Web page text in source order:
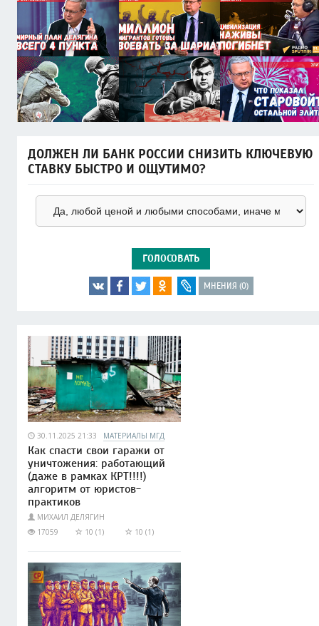
ДОЛЖЕН ЛИ БАНК РОССИИ СНИЗИТЬ КЛЮЧЕВУЮ
СТАВКУ БЫСТРО И ОЩУТИМО?
ГОЛОСОВАТЬ
МНЕНИЯ (0)
30.11.2025 21:33 МАТЕРИАЛЫ МГД
Как спасти свои гаражи от
уничтожения: работающий
(даже в рамках КРТ!!!!)
алгоритм от юристов-
практиков
МИХАИЛ ДЕЛЯГИН
17059
10 (1) 10 (1)